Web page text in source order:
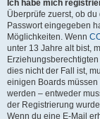
Ich habe mich
Überprüfe zuerst, ob
Passwort eingegeben
Möglichkeiten. Wenn
unter 13 Jahre alt bist,
dies nicht der Fall ist,
einigen Boards
werden – entweder
der Registrierung
Wenn du eine E-Mail